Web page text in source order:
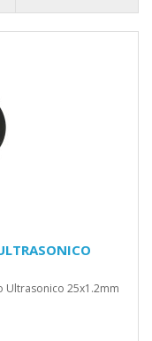
Ultrasonico 25x1.2mm